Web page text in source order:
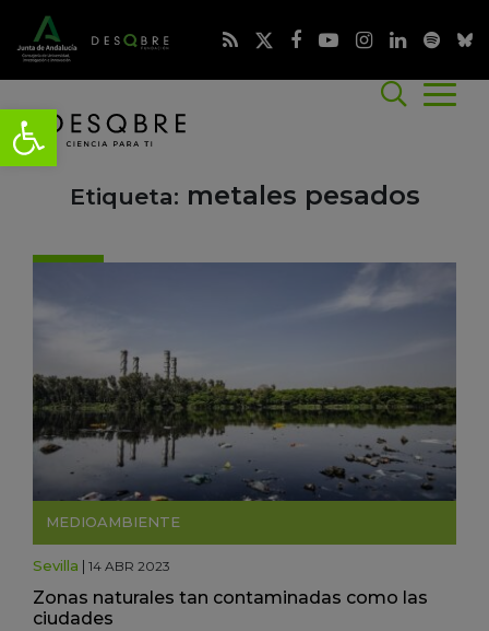
Etiqueta: metales pesados
MEDIOAMBIENTE
Sevilla | 14 ABR 2023
Zonas naturales tan contaminadas como las
ciudades